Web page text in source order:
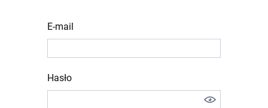
E-mail
Hasło